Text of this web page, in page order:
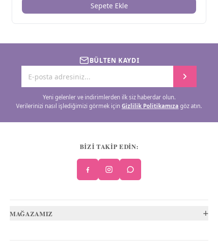
Sepete Ekle
BÜLTEN KAYDI
Yeni gelenler ve indirimlerden ilk siz haberdar olun.
Verilerinizi nasıl işlediğimizi görmek için Gizlilik Politikamıza göz atın.
BİZİ TAKİP EDİN:
MAĞAZAMIZ +